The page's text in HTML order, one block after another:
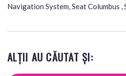
Navigation System, Seat Columbus ,
ALȚII AU CĂUTAT ȘI: